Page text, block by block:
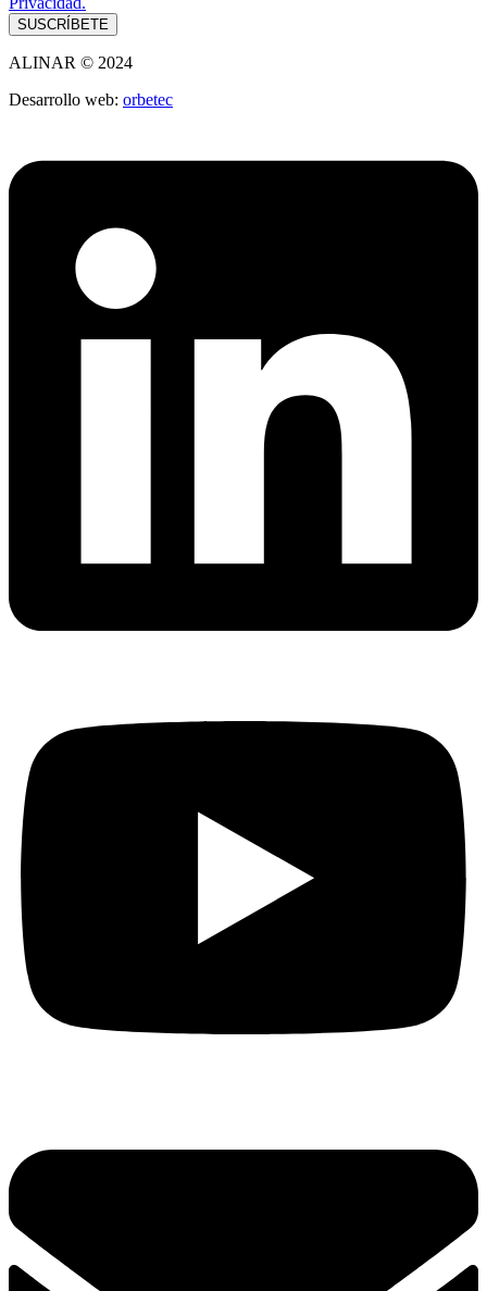
SUSCRÍBETE
ALINAR © 2024
Desarrollo web: orbetec